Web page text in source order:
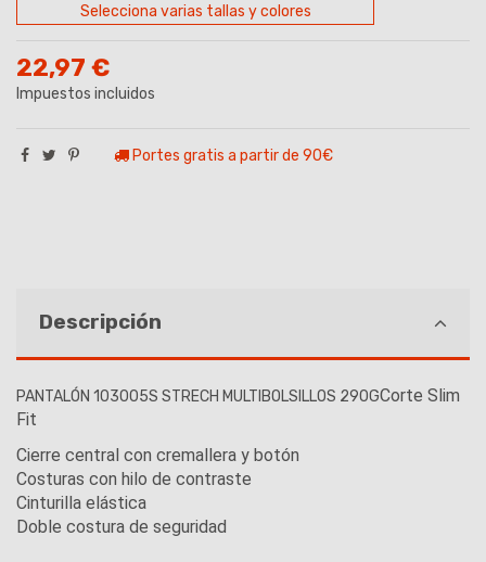
Selecciona varias tallas y colores
22,97 €
Impuestos incluidos
Portes gratis a partir de 90€
Descripción
PANTALÓN 103005S STRECH MULTIBOLSILLOS 290GCorte Slim
Fit
Cierre central con cremallera y botón
Costuras con hilo de contraste
Cinturilla elástica
Doble costura de seguridad